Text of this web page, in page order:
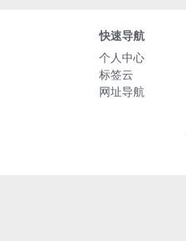
快速导航
个人中心
标签云
网址导航